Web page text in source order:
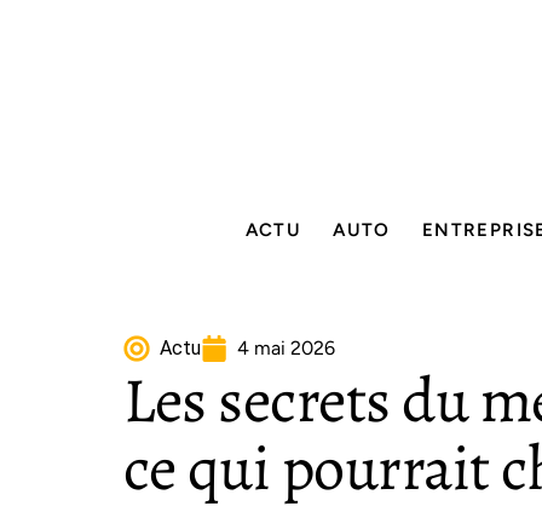
ACTU AUTO
Actu 4 mai 2026
Les secrets du
ce qui pourrait